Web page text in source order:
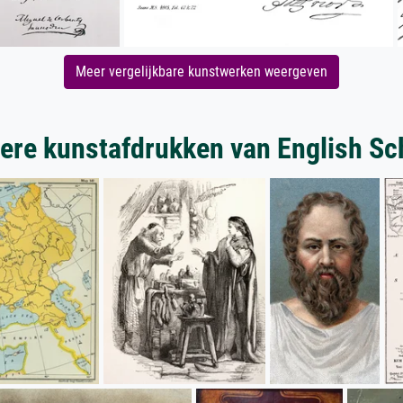
Meer vergelijkbare kunstwerken weergeven
kunstafdrukken van English